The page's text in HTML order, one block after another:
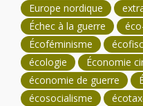
Europe nordique
Échec à la guerre
Écoféminisme
écologie
Économie
économie de guerre
écosocialisme